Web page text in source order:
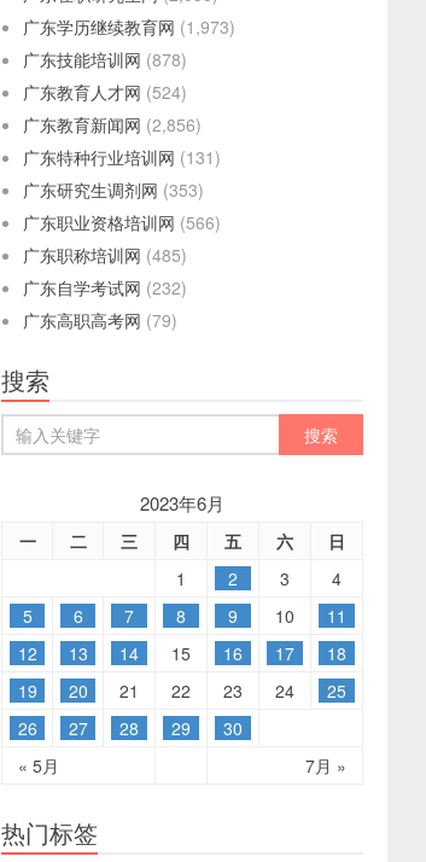
广东学历继续教育网 (1,973)
广东技能培训网 (878)
广东教育人才网 (524)
广东教育新闻网 (2,856)
广东特种行业培训网 (131)
广东研究生调剂网 (353)
广东职业资格培训网 (566)
广东职称培训网 (485)
广东自学考试网 (232)
广东高职高考网 (79)
搜索
2023年6月
一 二 三 四 五 六 日
« 5月 7月 »
1 2 3
4
5
6 7 8 9 10
11
12
13 14 15 16 17
18
19
20 21 22 23 24
25
26
27 28 29 30
热门标签